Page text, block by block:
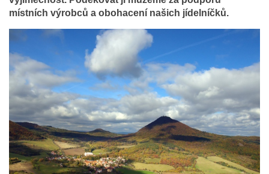
místních výrobců a obohacení našich jídelníčků.